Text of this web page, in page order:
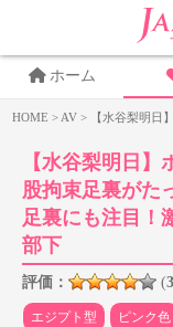
ホーム
HOME > AV > 【水谷梨明日
【水谷梨明日
股拘束足裏がた
足裏にも注目！
部下
評価： (3
エジプト型 ピンク色